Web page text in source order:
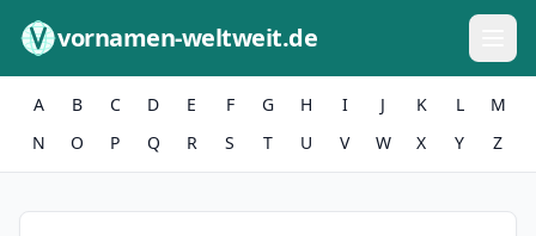
vornamen-weltweit.de
A B C D E F G H I J K L
M
N
O P Q R S T U V W X Y Z